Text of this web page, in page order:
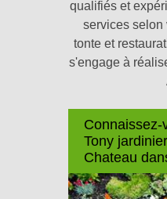
qualifiés et
services selon
tonte et
s'engage à
Tony
Chateau